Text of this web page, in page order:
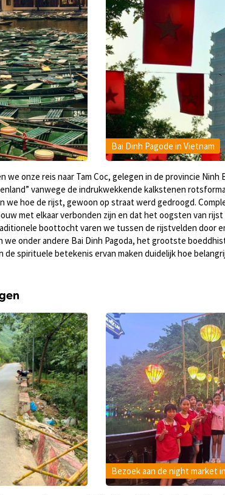
Bai Dinh Pagode in Vietnam
we onze reis naar Tam Coc, gelegen in de provincie
vanwege de indrukwekkende kalkstenen
we hoe de rijst, gewoon op straat werd gedroogd.
met elkaar verbonden zijn en dat het oogsten van
boottocht varen we tussen de rijstvelden door
onder andere Bai Dinh Pagoda, het grootste
de spirituele betekenis ervan maken duidelijk hoe
Bezoek aan de night market